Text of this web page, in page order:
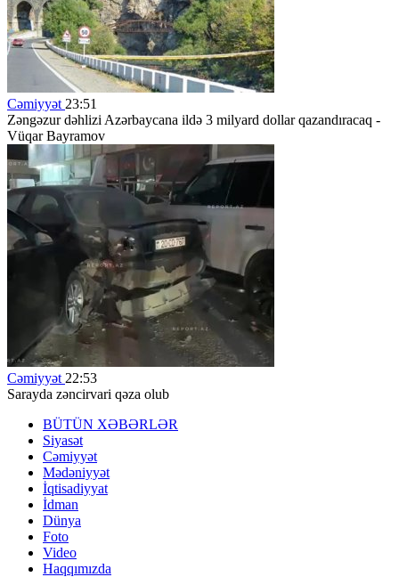
Cəmiyyət 23:51
Zəngəzur dəhlizi Azərbaycana ildə 3 milyard dollar qazandıracaq -
Vüqar Bayramov
Cəmiyyət 22:53
Sarayda zəncirvari qəza olub
BÜTÜN XƏBƏRLƏR
Siyasət
Cəmiyyət
Mədəniyyət
İqtisadiyyat
İdman
Dünya
Foto
Video
Haqqımızda